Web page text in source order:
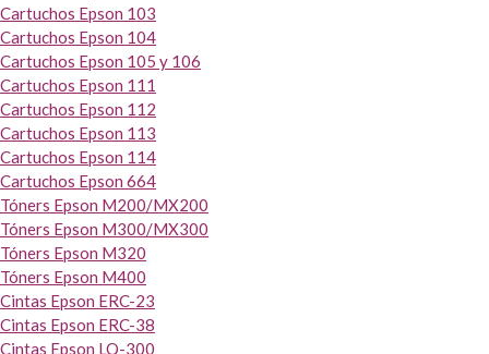
Cartuchos Epson 103
Cartuchos Epson 104
Cartuchos Epson 105 y 106
Cartuchos Epson 111
Cartuchos Epson 112
Cartuchos Epson 113
Cartuchos Epson 114
Cartuchos Epson 664
Tóners Epson M200/MX200
Tóners Epson M300/MX300
Tóners Epson M320
Tóners Epson M400
Cintas Epson ERC-23
Cintas Epson ERC-38
Cintas Epson LQ-300